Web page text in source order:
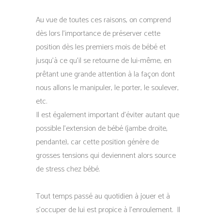
Au vue de toutes ces raisons, on comprend
dès lors l’importance de préserver cette
position dès les premiers mois de bébé et
jusqu’à ce qu’il se retourne de lui-même, en
prêtant une grande attention à la façon dont
nous allons le manipuler, le porter, le soulever,
etc.
Il est également important d’éviter autant que
possible l’extension de bébé (jambe droite,
pendante), car cette position génère de
grosses tensions qui deviennent alors source
de stress chez bébé.
Tout temps passé au quotidien à jouer et à
s’occuper de lui est propice à l’enroulement. Il